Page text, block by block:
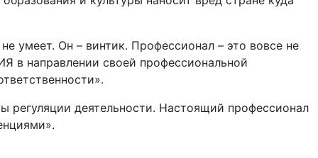
умеет. Он – винтик. Профессионал – это вовсе не
в направлении своей профессиональной
регуляции деятельности. Настоящий профессионал